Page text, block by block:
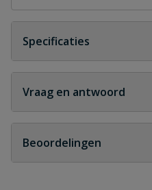
Specificaties
Diameter
Kleur
Vraag en antwoord
Geen vragen
Beoordelingen